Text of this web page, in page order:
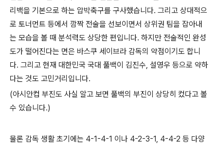
리백을 기본으로 하는 압박축구를 구사했습니다. 그리고 상대적으
로 토너먼트 등에서 깜짝 전술을 선보이면서 상위권 팀을 잡아내
는 모습을 볼 때 분석력도 상당한 편입니다. 하지만 전술적인 완성
도가 떨어진다는 면은 바스쿠 세이브라 감독의 약점이기도 합니
다. 그리고 현재 대한민국 국대 풀백이 김진수, 설영우 등으로 약하
다는 것도 고민거리입니다.
(아시안컵 부진도 사실 알고 보면 풀백의 부진이 상당히 컸다고 볼
수 있습니다.)
물론 감독 생활 초기에는 4-1-4-1 이나 4-2-3-1, 4-4-2 등 다양